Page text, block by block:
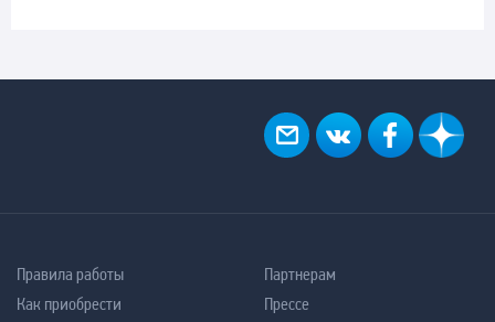
Правила работы
Как приобрести
Партнерам
Прессе